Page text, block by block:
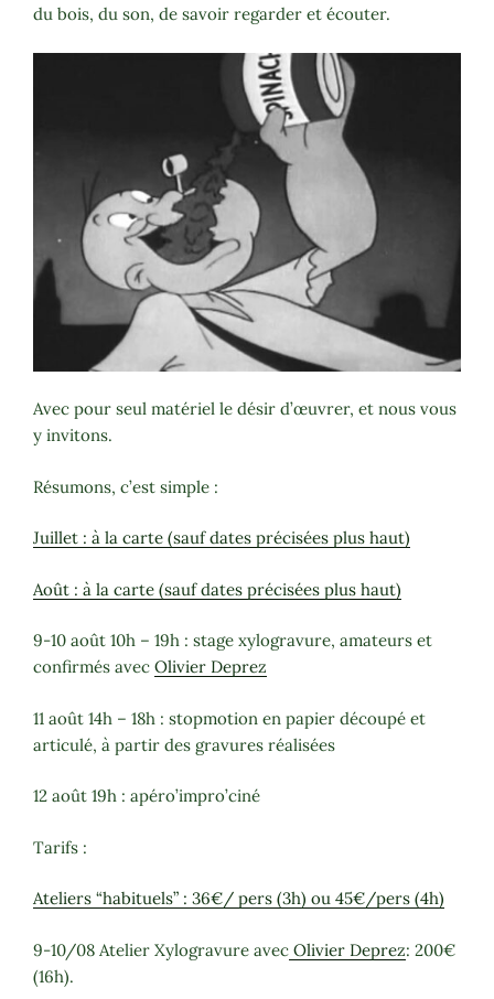
du bois, du son, de savoir regarder et écouter.
Avec pour seul matériel le désir d’œuvrer, et nous vous
y invitons.
Résumons, c’est simple :
Juillet : à la carte (sauf dates précisées plus haut)
Août : à la carte (sauf dates précisées plus haut)
9-10 août 10h – 19h : stage xylogravure, amateurs et
confirmés avec Olivier Deprez
11 août 14h – 18h : stopmotion en papier découpé et
articulé, à partir des gravures réalisées
12 août 19h : apéro’impro’ciné
Tarifs :
Ateliers “habituels” : 36€/ pers (3h) ou 45€/pers (4h)
9-10/08 Atelier Xylogravure avec Olivier Deprez: 200€
(16h).